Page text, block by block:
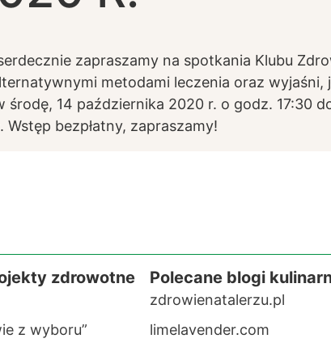
zapraszamy na spotkania Klubu
metodami leczenia oraz wyjaśni,
14 października 2020 r. o godz. 17:30
bezpłatny, zapraszamy!
zdrowotne
z wyboru”
Polecane blogi
zdrowienatalerzu.pl
limelavender.com